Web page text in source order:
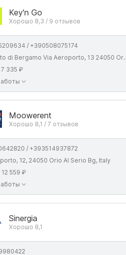
Key'n Go
Хорошо 8,3 / 9 отзывов
/ +390508075174
Bergamo Via Aeroporto, 13 24050 Orio Al Serio BG.
7 335 ₽
Moowerent
Хорошо 8,1 / 7 отзывов
/ +393514937872
12, 24050 Orio Al Serio Bg, Italy
12 559 ₽
Sinergia
Хорошо 8,1